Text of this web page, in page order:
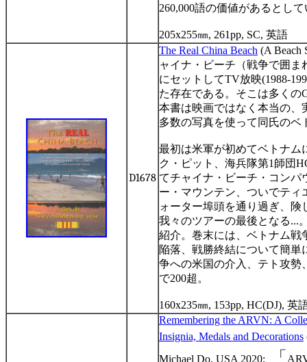
260,000語の価値があるとし
205x255㎜, 261pp, SC, 英語
D1678
The Real China Beach (A Beach
ャイナ・ビーチ（戦争で囲ま
にセットしてTV放映(1988-
た存在である。そこは多くの
本書は映画ではなく本当の、
多数の写真を使って同氏のベ
最初は米軍が初めてベトナム
ク・ピット、海兵隊第1 師団
てチャイナ・ビーチ・コンパ
ー・マウンテン、ついでテ
ォーター埠頭を通り過ぎ、
我々のツアーの最後となる...
紹介。巻末には、ベトナム戦
陥落、戦勝終結について簡
争への米国の介入、テト攻勢
で200超。
160x235㎜, 153pp, HC(DJ), 英
Remembering the ARVN: A
Insignia, Medals and Decorations
Michael Do, USA 2020;
「